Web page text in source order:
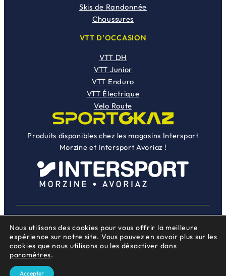
Skis de Randonnée
Chaussures
VTT D’OCCASION
VTT DH
VTT Junior
VTT Enduro
VTT Électrique
Velo Route
Produits disponibles chez les magasins Intersport
Morzine et Intersport Avoriaz !
Une créationMojocom
Nous utilisons des cookies pour vous offrir la meilleure
expérience sur notre site. Vous pouvez en savoir plus sur les
cookies que nous utilisons ou les désactiver dans
paramètres.
Accepter